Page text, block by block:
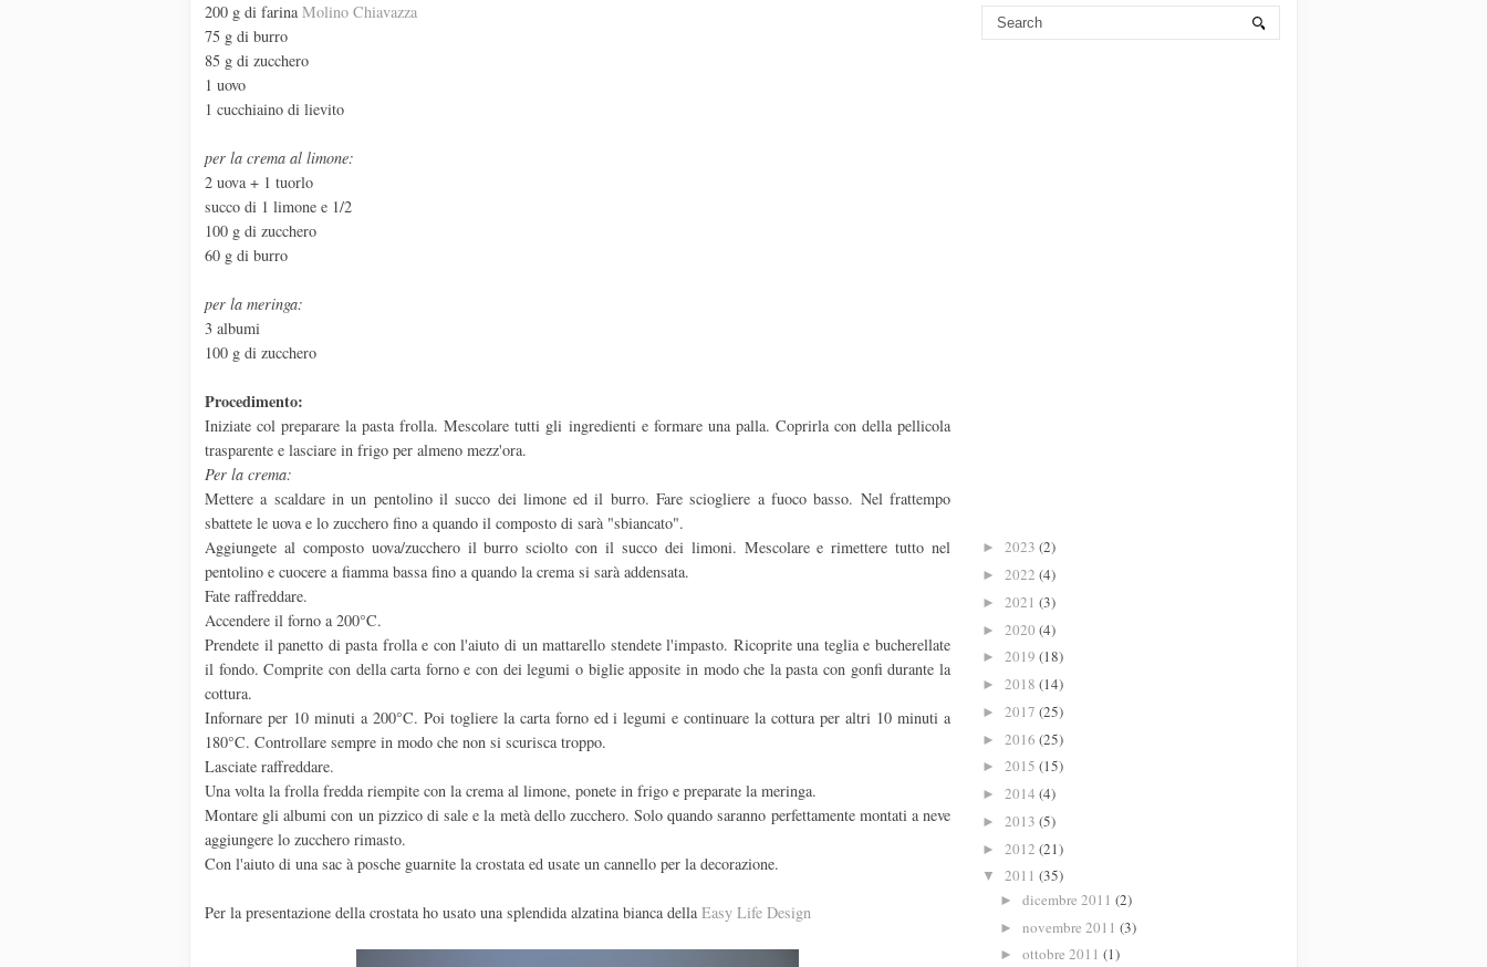
200 g di farinaMolino Chiavazza
75 g di burro
85 g di zucchero
1 uovo
1 cucchiaino di lievito
per la crema al limone:
2 uova + 1 tuorlo
succo di 1 limone e 1/2
100 g di zucchero
60 g di burro
per la meringa:
3 albumi
100 g di zucchero
Procedimento:
Iniziate col preparare la pasta frolla. Mescolare tutti gli ingredienti e formare una palla. Coprirla con della pellicola
trasparente e lasciare in frigo per almeno mezz'ora.
Per la crema:
Mettere a scaldare in un pentolino il succo dei limone ed il burro. Fare sciogliere a fuoco basso. Nel frattempo
sbattete le uova e lo zucchero fino a quando il composto di sarà "sbiancato".
Aggiungete al composto uova/zucchero il burro sciolto con il succo dei limoni. Mescolare e rimettere tutto nel
pentolino e cuocere a fiamma bassa fino a quando la crema si sarà addensata.
Fate raffreddare.
Accendere il forno a 200°C.
Prendete il panetto di pasta frolla e con l'aiuto di un mattarello stendete l'impasto. Ricoprite una teglia e bucherellate
il fondo. Comprite con della carta forno e con dei legumi o biglie apposite in modo che la pasta con gonfi durante la
cottura.
Infornare per 10 minuti a 200°C. Poi togliere la carta forno ed i legumi e continuare la cottura per altri 10 minuti a
180°C. Controllare sempre in modo che non si scurisca troppo.
Lasciate raffreddare.
Una volta la frolla fredda riempite con la crema al limone, ponete in frigo e preparate la meringa.
Montare gli albumi con un pizzico di sale e la metà dello zucchero. Solo quando saranno perfettamente montati a neve
aggiungere lo zucchero rimasto.
Con l'aiuto di una sac à posche guarnite la crostata ed usate un cannello per la decorazione.
Per la presentazione della crostata ho usato una splendida alzatina bianca dellaEasy Life Design
► 2023 (2)
► 2022 (4)
► 2021 (3)
► 2020 (4)
► 2019 (18)
► 2018 (14)
► 2017 (25)
► 2016 (25)
► 2015 (15)
► 2014 (4)
► 2013 (5)
► 2012 (21)
▼ 2011 (35)
► dicembre 2011 (2)
► novembre 2011 (3)
► ottobre 2011 (1)